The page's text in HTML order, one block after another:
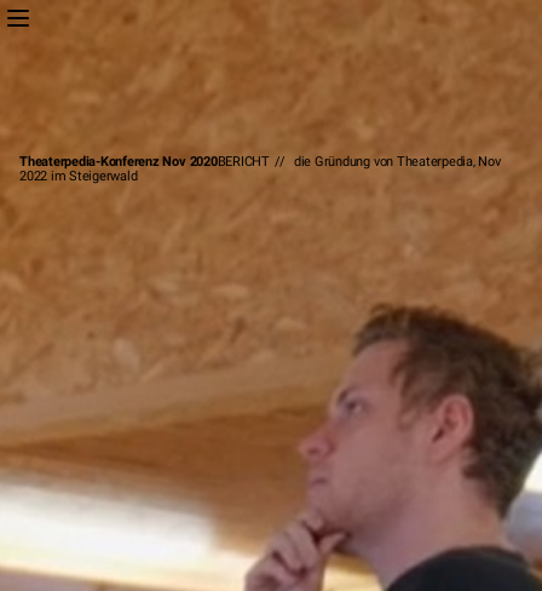
Theaterpedia-Konferenz Nov 2020BERICHT //
die Gründung von Theaterpedia, Nov
2022 im Steigerwald